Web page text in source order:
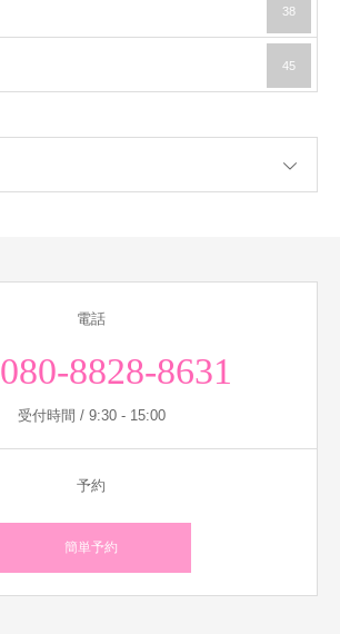
38
45
電話
080-8828-8631
受付時間 / 9:30 - 15:00
予約
簡単予約